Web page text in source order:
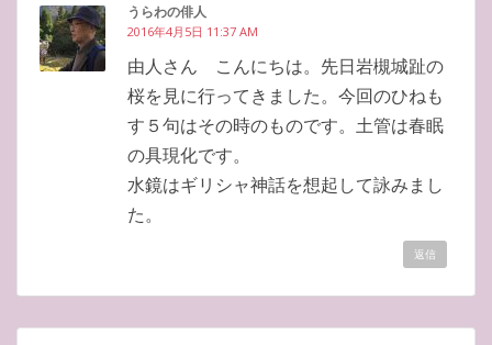
うらわの俳人
2016年4月5日 11:37 AM
由人さん こんにちは。先日岩槻城趾の
桜を見に行ってきました。今回のひねも
す５句はその時のものです。土管は春眠
の具現化です。
水鏡はギリシャ神話を想起して詠みまし
た。
返信